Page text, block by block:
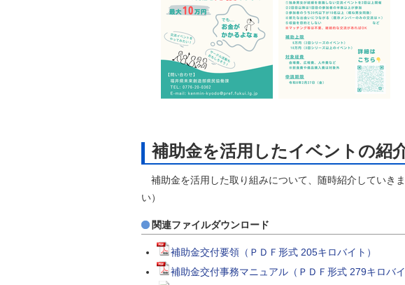
補助金を活用したイベントの紹
補助金を活用した取り組みについて、随時紹介していき
い）
関連ファイルダウンロード
補助金交付要領（ＰＤＦ形式 205キロバイト）
補助金交付事務マニュアル（ＰＤＦ形式 279キロバイ